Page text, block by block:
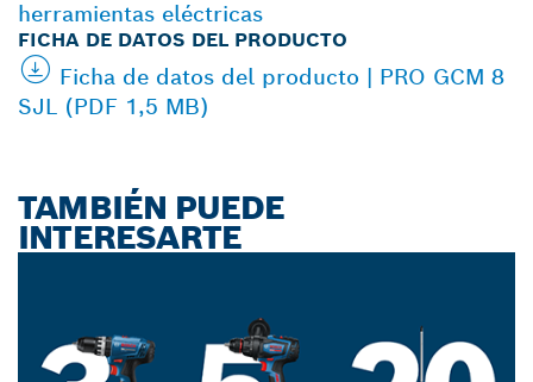
herramientas eléctricas
FICHA DE DATOS DEL PRODUCTO
Ficha de datos del producto | PRO GCM 8
SJL (PDF 1,5 MB)
TAMBIÉN PUEDE
INTERESARTE